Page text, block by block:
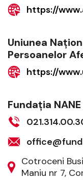
https://
Uniunea
Persoanelor
https://
Fundaţia
Cotroceni
Maniu nr 7,